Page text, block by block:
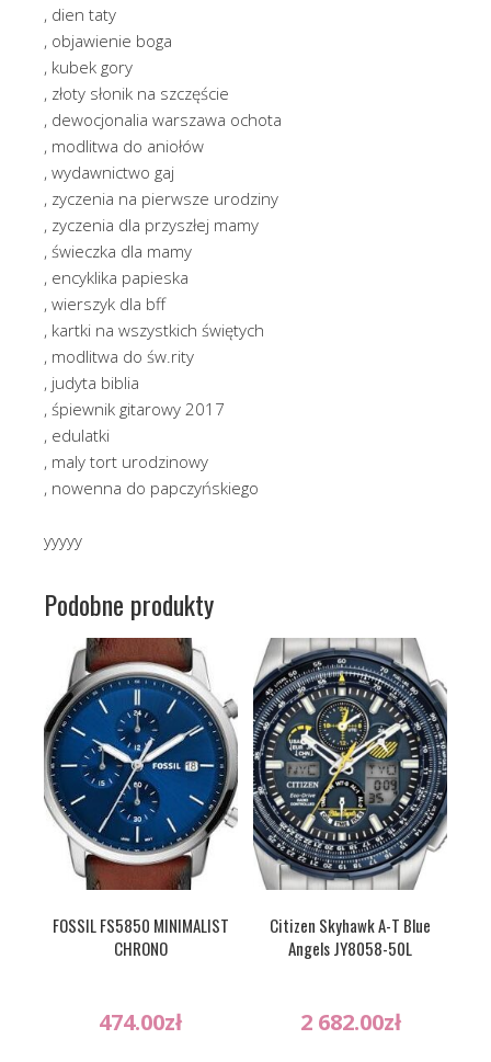
, dien taty
, objawienie boga
, kubek gory
, złoty słonik na szczęście
, dewocjonalia warszawa ochota
, modlitwa do aniołów
, wydawnictwo gaj
, zyczenia na pierwsze urodziny
, zyczenia dla przyszłej mamy
, świeczka dla mamy
, encyklika papieska
, wierszyk dla bff
, kartki na wszystkich świętych
, modlitwa do św.rity
, judyta biblia
, śpiewnik gitarowy 2017
, edulatki
, maly tort urodzinowy
, nowenna do papczyńskiego
yyyyy
Podobne produkty
FOSSIL FS5850 MINIMALIST
CHRONO
474.00zł
Citizen Skyhawk A-T Blue
Angels JY8058-50L
2 682.00zł